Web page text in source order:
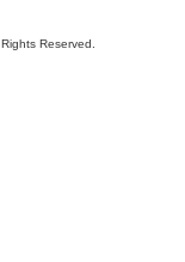
Reserved.